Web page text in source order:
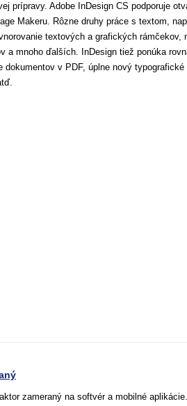
prípravy. Adobe InDesign CS podporuje
Makeru. Rôzne druhy práce s textom,
textových a grafických rámčekov,
a mnoho ďalších. InDesign tiež ponúka
dokumentov v PDF, úplne nový
zameraný na softvér a mobilné